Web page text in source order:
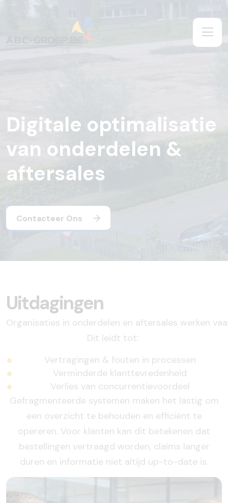
Digitale optimalisatie
van onderdelen &
aftersales
Contacteer Ons
Uitdagingen
Organisaties in onderdelen en aftersales werken
Dit leidt tot:
Vertragingen & fouten in processen
Verminderde klanttevredenheid
Verlies van concurrentievoordeel
Gefragmenteerde systemen maken het lastig om
een overzicht te behouden en efficiënt te
opereren. Voor klanten kan dit betekenen dat
bestellingen vertraagd worden, claims langer
duren en informatie niet altijd up-to-date is.